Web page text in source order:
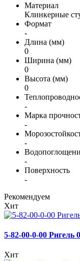
Материал
Клинкерные
Формат
-
Длина (мм)
0
Ширина (мм)
0
Высота (мм)
0
-
Марка
-
-
-
Поверхность
-
Рекомендуем
Хит
5-82-00-0-00 Ригель
Хит